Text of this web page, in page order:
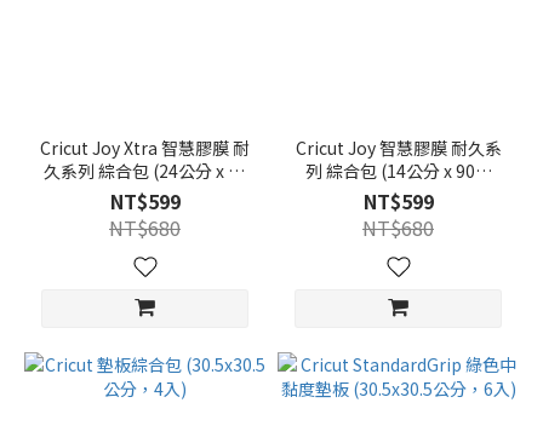
Cricut Joy Xtra 智慧膠膜 耐
久系列 綜合包 (24公分 x 60
公分，6入)
NT$599
NT$680
Cricut Joy 智慧膠膜 耐久系
列 綜合包 (14公分 x 90公
分，6入)
NT$599
NT$680